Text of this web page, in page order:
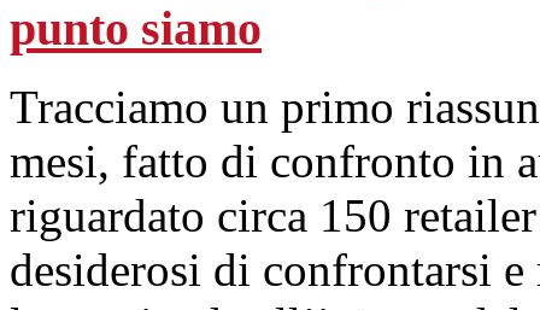
punto siamo
Tracciamo un primo
mesi, fatto di confronto in
riguardato circa 150
desiderosi di confrontarsi